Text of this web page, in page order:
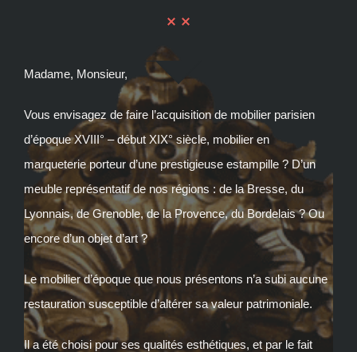
Madame, Monsieur,
Vous envisagez de faire l’acquisition de mobilier parisien
d’époque XVIII° – début XIX° siècle, mobilier en
marqueterie porteur d’une prestigieuse estampille ? D’un
meuble représentatif de nos régions : de la Bresse, du
Lyonnais, de Grenoble, de la Provence, du Bordelais ? Ou
encore d’un objet d’art ?
Le mobilier d’époque que nous présentons n’a subi aucune
restauration susceptible d’altérer sa valeur patrimoniale.
Il a été choisi pour ses qualités esthétiques, et par le fait